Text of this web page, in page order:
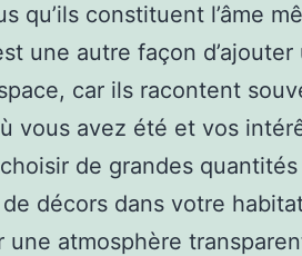
qu’ils constituent l’âme
une autre façon
car ils racontent
vous avez été et vos
de grandes
décors dans votre
atmosphère